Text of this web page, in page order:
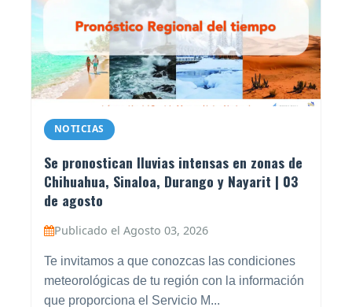
NOTICIAS
Se pronostican lluvias intensas en zonas de
Chihuahua, Sinaloa, Durango y Nayarit | 03
de agosto
Publicado el Agosto 03, 2026
Te invitamos a que conozcas las condiciones
meteorológicas de tu región con la información
que proporciona el Servicio M...